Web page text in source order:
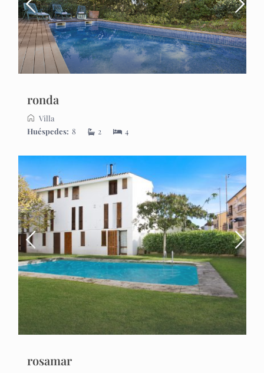
ronda
Villa
Huéspedes: 8 2 4
rosamar